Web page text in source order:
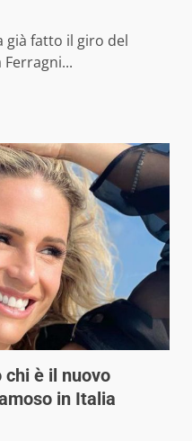
già fatto il giro del
chi è il nuovo
in Italia